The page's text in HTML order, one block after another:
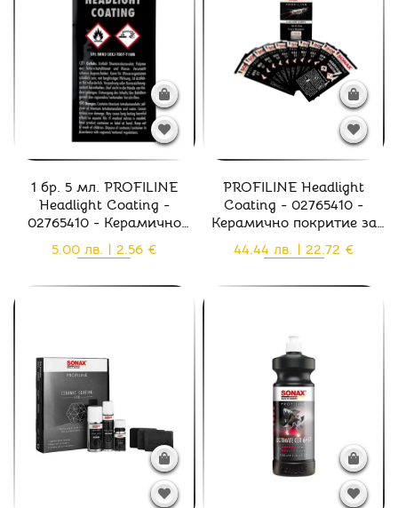
1 бр. 5 мл. PROFILINE
Headlight Coating -
02765410 - Керамично
покритие за фарове UV
защита
5.00 лв. | 2.56 €
PROFILINE Headlight
Coating - 02765410 -
Керамично покритие за
фарове UV защита
44.44 лв. | 22.72 €